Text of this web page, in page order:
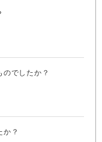
でしたか？
か？